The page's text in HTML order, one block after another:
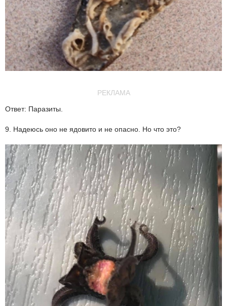
РЕКЛАМА
Ответ: Паразиты.
9. Надеюсь оно не ядовито и не опасно. Но что это?